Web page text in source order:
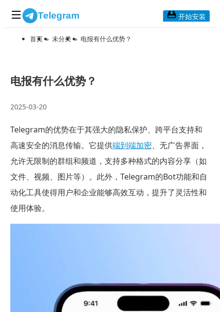
Telegram
Telegram Mac版
Telegram安卓版
Telegram Web版
开始安装
首页 » 未分类 » 电报有什么优势？
电报有什么优势？
2025-03-20
Telegram的优势在于其强大的隐私保护、跨平台支持和
高速安全的消息传输。它提供端到端加密、无广告界面，
允许无限制的群组和频道，支持多种格式的内容分享（如
文件、视频、图片等）。此外，Telegram的Bot功能和自
动化工具使得用户和企业能够高效互动，提升了灵活性和
使用体验。